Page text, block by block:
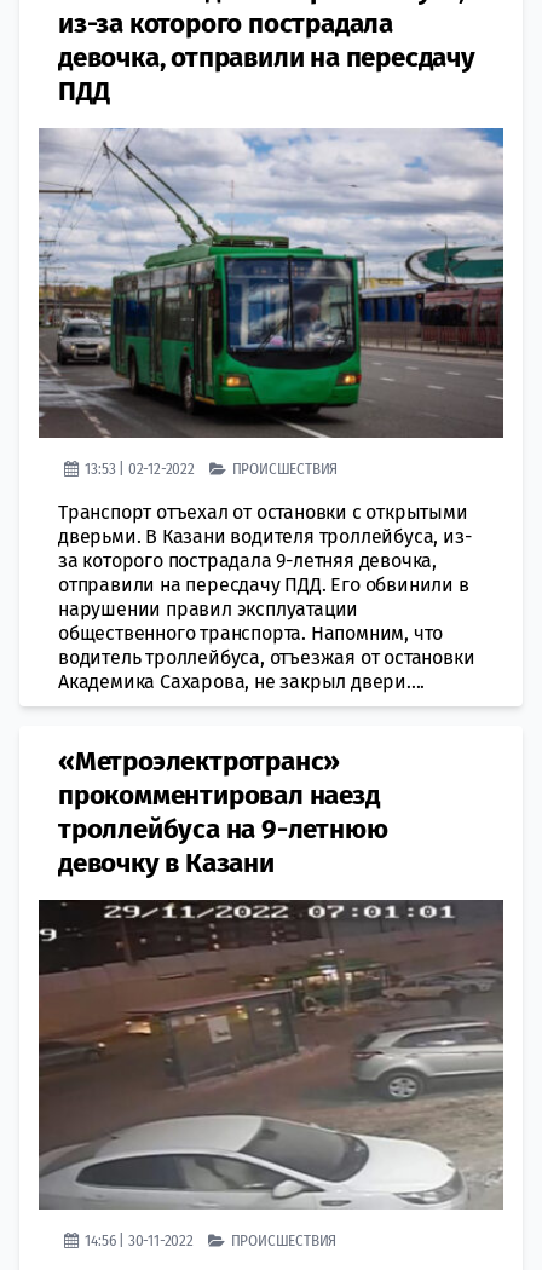
из-за которого пострадала
девочка, отправили на пересдачу
ПДД
13:53 | 02-12-2022 ПРОИСШЕСТВИЯ
Транспорт отъехал от остановки с открытыми
дверьми. В Казани водителя троллейбуса, из-
за которого пострадала 9-летняя девочка,
отправили на пересдачу ПДД. Его обвинили в
нарушении правил эксплуатации
общественного транспорта. Напомним, что
водитель троллейбуса, отъезжая от остановки
Академика Сахарова, не закрыл двери....
«​Метроэлектротранс»​
прокомментировал наезд
троллейбуса на 9-летнюю
девочку в Казани
14:56 | 30-11-2022 ПРОИСШЕСТВИЯ